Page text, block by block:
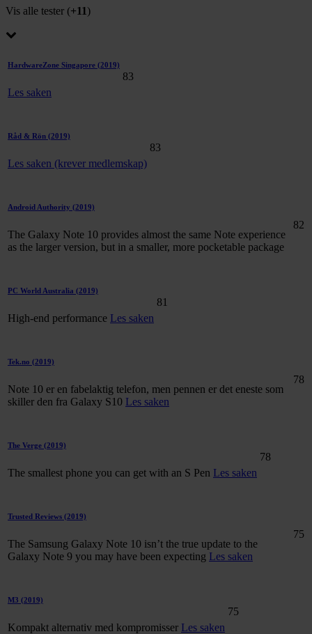
Vis alle tester (+11 )
HardwareZone Singapore (2019)
Les saken
83
Råd & Rön (2019)
Les saken (krever medlemskap)
83
Android Authority (2019)
The Galaxy Note 10 provides almost the same Note experience
as the larger version, but in a smaller, more pocketable package
82
PC World Australia (2019)
High-end performance Les saken
81
Tek.no (2019)
Note 10 er en fabelaktig telefon, men pennen er det eneste som
skiller den fra Galaxy S10 Les saken
78
The Verge (2019)
The smallest phone you can get with an S Pen Les saken
78
Trusted Reviews (2019)
The Samsung Galaxy Note 10 isn’t the true update to the
Galaxy Note 9 you may have been expecting Les saken
75
M3 (2019)
Kompakt alternativ med kompromisser Les saken
75